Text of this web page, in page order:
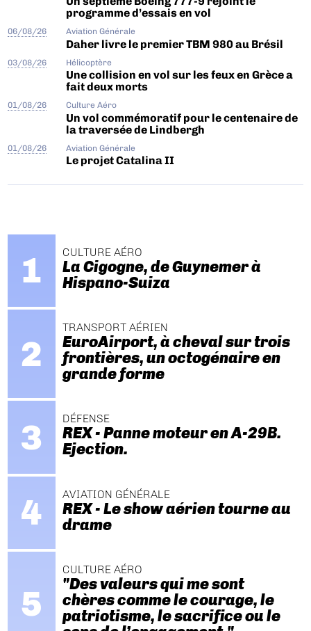
programme d’essais en vol
06/08/26 Aviation Générale
Daher livre le premier TBM 980 au Brésil
03/08/26 Hélicoptère
Une collision en vol sur les feux en Grèce a
fait deux morts
01/08/26 Culture Aéro
Un vol commémoratif pour le centenaire de
la traversée de Lindbergh
01/08/26 Aviation Générale
Le projet Catalina II
CULTURE AÉRO
La Cigogne, de Guynemer à
Hispano-Suiza
TRANSPORT AÉRIEN
EuroAirport, à cheval sur trois
frontières, un octogénaire en
grande forme
DÉFENSE
REX - Panne moteur en A-29B.
Ejection.
AVIATION GÉNÉRALE
REX - Le show aérien tourne au
drame
CULTURE AÉRO
"Des valeurs qui me sont
chères comme le courage, le
patriotisme, le sacrifice ou le